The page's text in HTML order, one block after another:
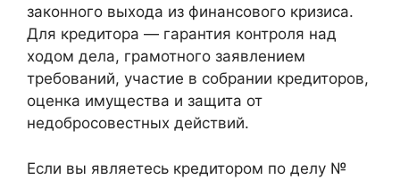
законного выхода из финансового кризиса.
Для кредитора — гарантия контроля над
ходом дела, грамотного заявлением
требований, участие в собрании кредиторов,
оценка имущества и защита от
недобросовестных действий.
Если вы являетесь кредитором по делу №